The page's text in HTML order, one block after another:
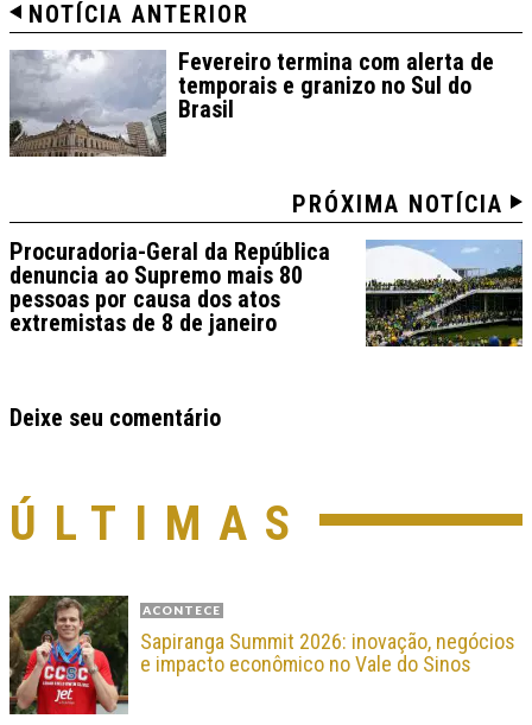
NOTÍCIA ANTERIOR
Fevereiro termina com alerta de
temporais e granizo no Sul do
Brasil
PRÓXIMA NOTÍCIA
Procuradoria-Geral da República
denuncia ao Supremo mais 80
pessoas por causa dos atos
extremistas de 8 de janeiro
Deixe seu comentário
ÚLTIMAS
ACONTECE
Sapiranga Summit 2026: inovação, negócios
e impacto econômico no Vale do Sinos